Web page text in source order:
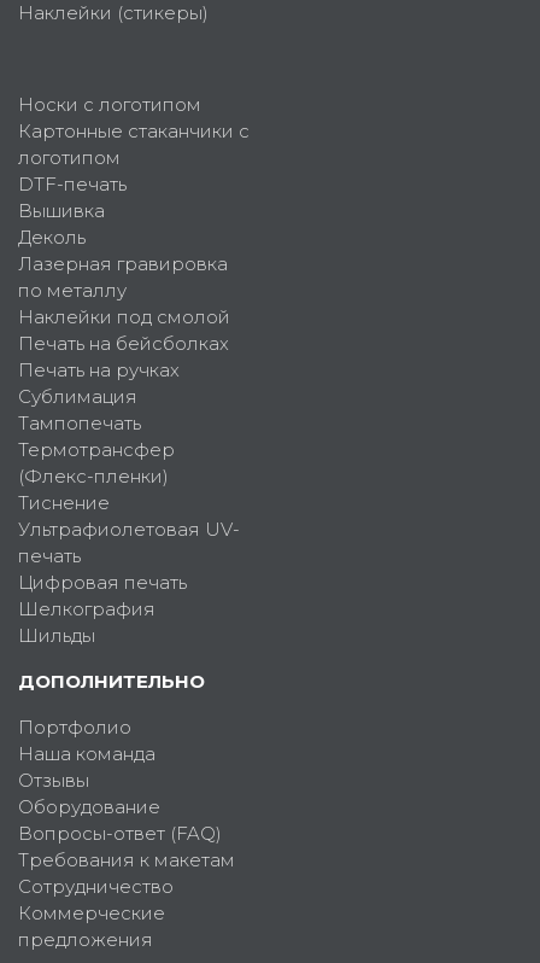
Наклейки (стикеры)
Носки с логотипом
Картонные стаканчики с
логотипом
DTF-печать
Вышивка
Деколь
Лазерная гравировка
по металлу
Наклейки под смолой
Печать на бейсболках
Печать на ручках
Сублимация
Тампопечать
Термотрансфер
(Флекс-пленки)
Тиснение
Ультрафиолетовая UV-
печать
Цифровая печать
Шелкография
Шильды
ДОПОЛНИТЕЛЬНО
Портфолио
Наша команда
Отзывы
Оборудование
Вопросы-ответ (FAQ)
Требования к макетам
Сотрудничество
Коммерческие
предложения